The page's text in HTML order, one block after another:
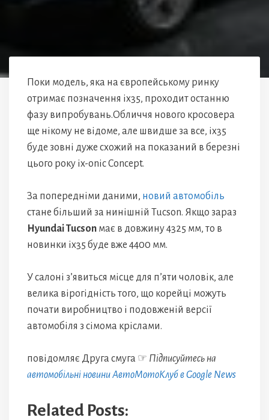
Поки модель, яка на європейському ринку
отримає позначення ix35, проходит останню
фазу випробувань.Обличчя нового кросовера
ще нікому не відоме, але швидше за все, ix35
буде зовні дуже схожий на показаний в березні
цього року ix-onic Concept.
За попередніми даними, новий автомобіль
стане більший за нинішній Tucson. Якщо зараз
Hyundai Tucson має в довжину 4325 мм, то в
новинки ix35 буде вже 4400 мм.
У салоні з’явиться місце для п’яти чоловік, але
велика вірогідність того, що корейці можуть
почати виробництво і подовженій версії
автомобіля з сімома кріслами.
повідомляє Друга смуга ☞ Підписуйтесь на
автомобільні новини АвтоМотоКлуб в Google News
Related Posts: